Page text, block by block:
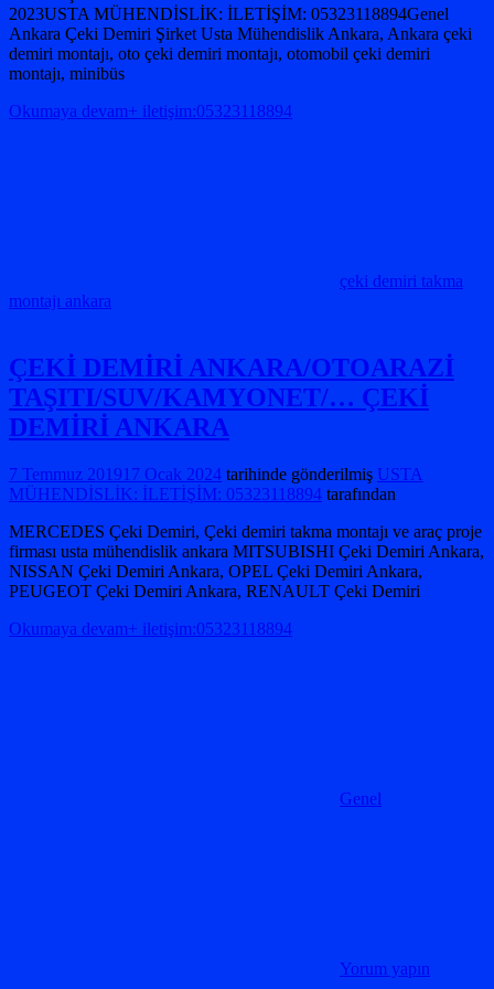
2023USTA MÜHENDİSLİK: İLETİŞİM: 05323118894Genel
Ankara Çeki Demiri Şirket Usta Mühendislik Ankara, Ankara çeki
demiri montajı, oto çeki demiri montajı, otomobil çeki demiri
montajı, minibüs
Okumaya devam+ iletişim:05323118894
çeki demiri takma
montajı ankara
ÇEKİ DEMİRİ ANKARA/OTOARAZİ
TAŞITI/SUV/KAMYONET/… ÇEKİ
DEMİRİ ANKARA
7 Temmuz 201917 Ocak 2024 tarihinde gönderilmiş USTA
MÜHENDİSLİK: İLETİŞİM: 05323118894 tarafından
MERCEDES Çeki Demiri, Çeki demiri takma montajı ve araç proje
firması usta mühendislik ankara MITSUBISHI Çeki Demiri Ankara,
NISSAN Çeki Demiri Ankara, OPEL Çeki Demiri Ankara,
PEUGEOT Çeki Demiri Ankara, RENAULT Çeki Demiri
Okumaya devam+ iletişim:05323118894
Genel
Yorum yapın